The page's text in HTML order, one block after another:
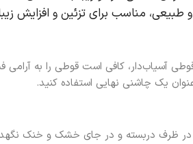
مناسب برای تزئین و افزایش
آسیاب‌دار، کافی است قوطی را به
یک چاشنی نهایی استفاده کنید.
ظرف دربسته و در جای خشک و خنک